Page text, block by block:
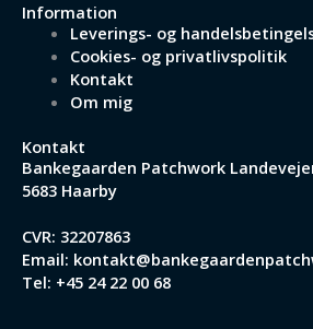
Information
Leverings- og
Cookies- og privatlivspolitik
Kontakt
Om mig
Kontakt
Bankegaarden Patchwork
5683 Haarby
CVR: 32207863
Email:
Tel: +45 24 22 00 68